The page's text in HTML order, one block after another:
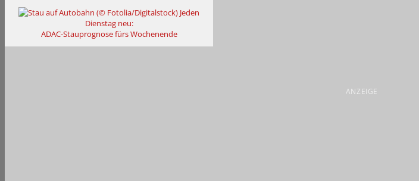
Jeden
Dienstag neu:
ADAC-Stauprognose fürs Wochenende
ANZEIGE